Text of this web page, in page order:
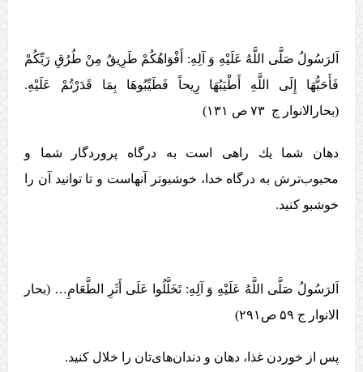
اَلرَسُولُ صَلَّی اللَّهُ عَلَيْهِ وَ آلِهِ:‏‏ أَفْوَاهُكُمْ طَرِيقٌ مِنْ طُرُقِ رَبِّكُمْ
فَأَحَبُّهَا إِلَی اللَّهِ أَطْيَبُهَا رِيحاً فَطَيِّبُوهَا بِمَا قَدَرْتُمْ عَلَيْهِ‏.
(بحارالانوار ج ۷۳ ص ۱۳۱)
دهان شما يك راهی است به درگاه پروردگار شما و
محبوب‌ترش به درگاه خدا، خوشبوتر آنهاست و تا توانيد آن را
خوشبو كنيد.
اَلرَسُولُ صَلَّی اللَّهُ عَلَيْهِ وَ آلِهِ:‏‏ تَخَلَّلُوا عَلَی‏ أَثَرِ الطَّعَامِ‏… (بحار
الانوار ج ۵۹ ص۲۹۱)
پس از خوردن غذا، دهان و دندان‌های‌تان را خلال كنيد.